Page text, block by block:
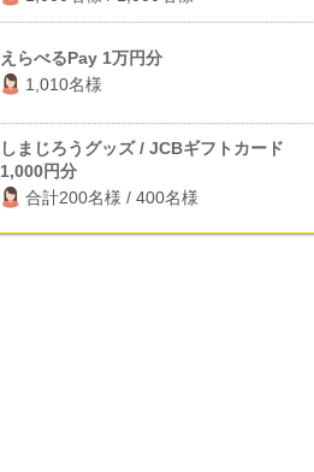
えらべるPay 1万円分
1,010名様
しまじろうグッズ / JCBギフトカード
1,000円分
合計200名様 / 400名様